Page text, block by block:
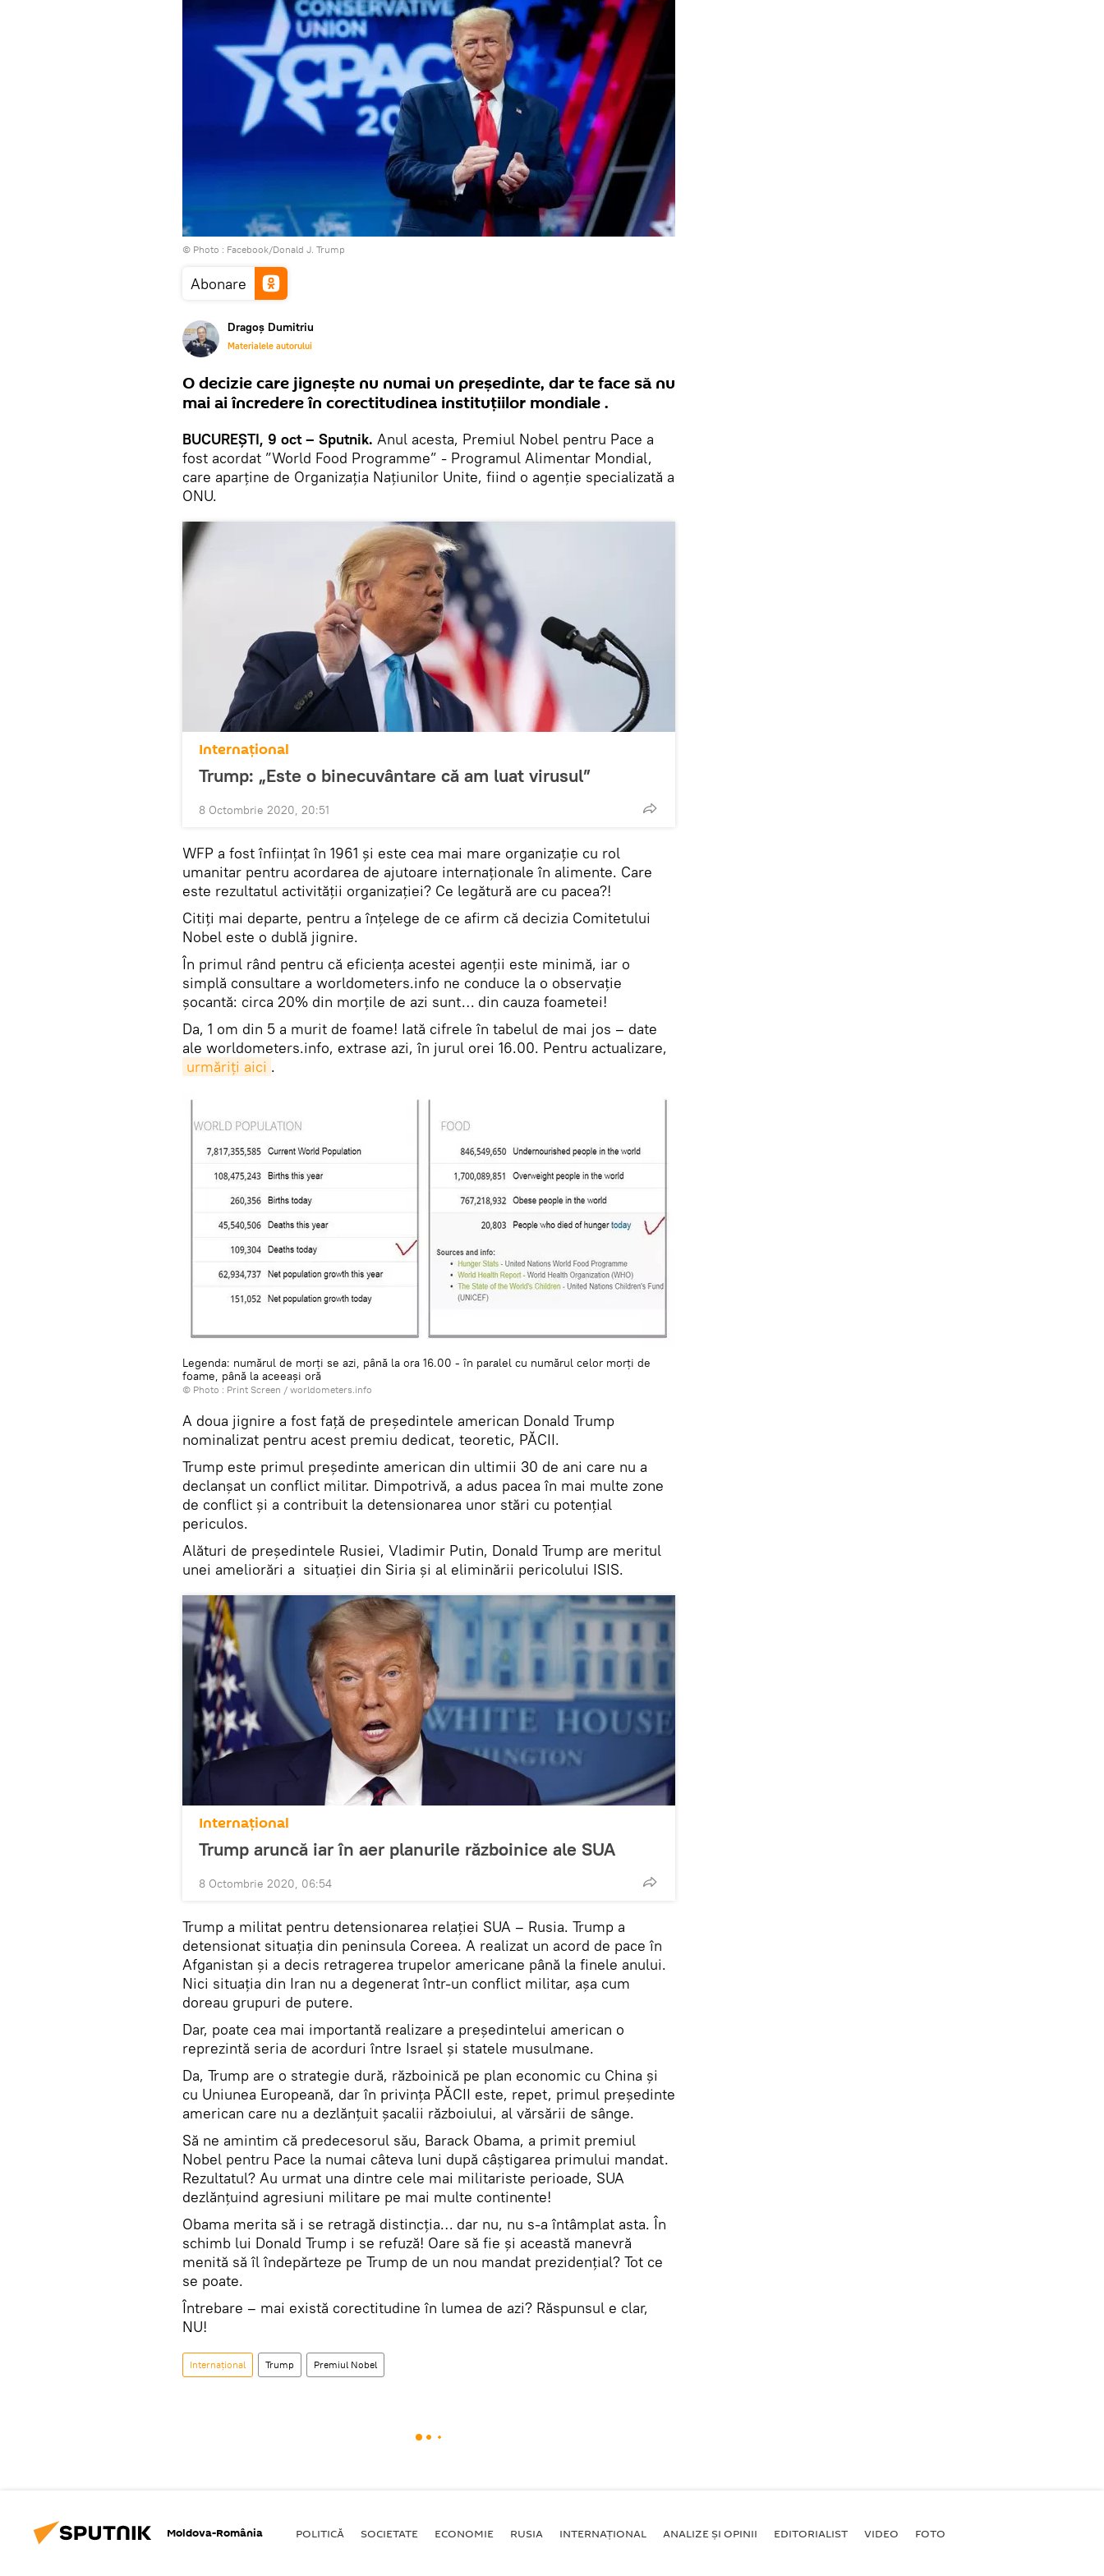
© Photo : Facebook/Donald J. Trump
Abonare
Dragoș Dumitriu
Materialele autorului
O decizie care jignește nu numai un președinte, dar te face să nu
mai ai încredere în corectitudinea instituțiilor mondiale .
BUCUREȘTI, 9 oct – Sputnik. Anul acesta, Premiul Nobel pentru Pace a
fost acordat ”World Food Programme” - Programul Alimentar Mondial,
care aparține de Organizația Națiunilor Unite, fiind o agenție specializată a
ONU.
Internaţional
Trump: „Este o binecuvântare că am luat virusul”
8 Octombrie 2020, 20:51
WFP a fost înființat în 1961 și este cea mai mare organizație cu rol
umanitar pentru acordarea de ajutoare internaționale în alimente. Care
este rezultatul activității organizației? Ce legătură are cu pacea?!
Citiți mai departe, pentru a înțelege de ce afirm că decizia Comitetului
Nobel este o dublă jignire.
În primul rând pentru că eficiența acestei agenții este minimă, iar o
simplă consultare a worldometers.info ne conduce la o observație
șocantă: circa 20% din morțile de azi sunt… din cauza foametei!
Da, 1 om din 5 a murit de foame! Iată cifrele în tabelul de mai jos – date
ale worldometers.info, extrase azi, în jurul orei 16.00. Pentru actualizare,
urmăriți aici .
Legenda: numărul de morți se azi, până la ora 16.00 - în paralel cu numărul celor morți de
foame, până la aceeași oră
© Photo : Print Screen / worldometers.info
A doua jignire a fost față de președintele american Donald Trump
nominalizat pentru acest premiu dedicat, teoretic, PĂCII.
Trump este primul președinte american din ultimii 30 de ani care nu a
declanșat un conflict militar. Dimpotrivă, a adus pacea în mai multe zone
de conflict și a contribuit la detensionarea unor stări cu potențial
periculos.
Alături de președintele Rusiei, Vladimir Putin, Donald Trump are meritul
unei ameliorări a situației din Siria și al eliminării pericolului ISIS.
Internaţional
Trump aruncă iar în aer planurile războinice ale SUA
8 Octombrie 2020, 06:54
Trump a militat pentru detensionarea relației SUA – Rusia. Trump a
detensionat situația din peninsula Coreea. A realizat un acord de pace în
Afganistan și a decis retragerea trupelor americane până la finele anului.
Nici situația din Iran nu a degenerat într-un conflict militar, așa cum
doreau grupuri de putere.
Dar, poate cea mai importantă realizare a președintelui american o
reprezintă seria de acorduri între Israel și statele musulmane.
Da, Trump are o strategie dură, războinică pe plan economic cu China și
cu Uniunea Europeană, dar în privința PĂCII este, repet, primul președinte
american care nu a dezlănțuit șacalii războiului, al vărsării de sânge.
Să ne amintim că predecesorul său, Barack Obama, a primit premiul
Nobel pentru Pace la numai câteva luni după câștigarea primului mandat.
Rezultatul? Au urmat una dintre cele mai militariste perioade, SUA
dezlănțuind agresiuni militare pe mai multe continente!
Obama merita să i se retragă distincția… dar nu, nu s-a întâmplat asta. În
schimb lui Donald Trump i se refuză! Oare să fie și această manevră
menită să îl îndepărteze pe Trump de un nou mandat prezidențial? Tot ce
se poate.
Întrebare – mai există corectitudine în lumea de azi? Răspunsul e clar,
NU!
Internaţional Trump Premiul Nobel
Moldova-România POLITICĂ SOCIETATE ECONOMIE RUSIA INTERNAŢIONAL ANALIZE ȘI OPINII EDITORIALIST VIDEO FOTO